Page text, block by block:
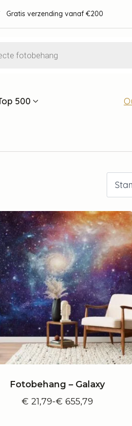
Gratis verzending vanaf €200
500
Fotobehang – Galaxy
€ 21,79-€ 655,79
Prijsklasse: